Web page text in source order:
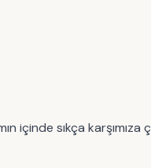
içinde sıkça